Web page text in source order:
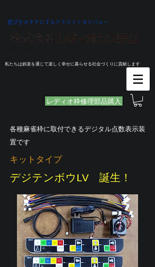
遊びをカタチにするクリエイトカンパニー
私たちは娯楽を通じて楽しく幸せに暮らせる社会づくりに貢献します
レディオ枠修理部品購入
各種麻雀枠に取付できるデジタル点数表示装
置です
​キットタイプ
​デジテンボウLV 誕生！